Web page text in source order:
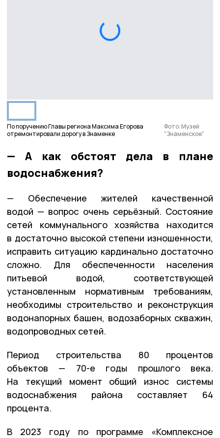
По поручению Главы региона Максима Егорова
отремонтировали дорогу в Знаменке
Фото: Музей
"Знаменское"
— А как обстоят дела в плане
водоснабжения?
— Обеспечение жителей качественной
водой — вопрос очень серьёзный. Состояние
сетей коммунального хозяйства находится
в достаточно высокой степени изношенности,
исправить ситуацию кардинально достаточно
сложно. Для обеспеченности населения
питьевой водой, соответствующей
установленным нормативным требованиям,
необходимы строительство и реконструкция
водонапорных башен, водозаборных скважин,
водопроводных сетей.
Период строительства 80 процентов
объектов — 70-е годы прошлого века.
На текущий момент общий износ системы
водоснабжения района составляет 64
процента.
В 2023 году по программе «Комплексное